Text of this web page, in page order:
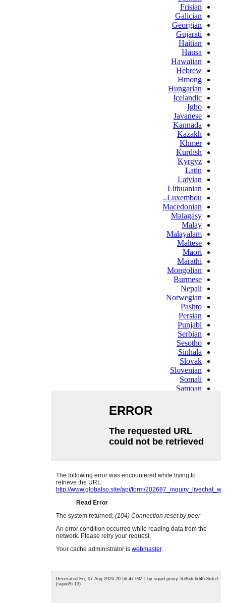
Frisian
Galician
Georgian
Gujarati
Haitian
Hausa
Hawaiian
Hebrew
Hmong
Hungarian
Icelandic
Igbo
Javanese
Kannada
Kazakh
Khmer
Kurdish
Kyrgyz
Latin
Latvian
Lithuanian
Luxembou..
Macedonian
Malagasy
Malay
Malayalam
Maltese
Maori
Marathi
Mongolian
Burmese
Nepali
Norwegian
Pashto
Persian
Punjabi
Serbian
Sesotho
Sinhala
Slovak
Slovenian
Somali
Samoan
Swahili
Tajik
Telugu
Ukrainian
Urdu
Welsh
Xhosa
Yiddish
Tatar
Oriya